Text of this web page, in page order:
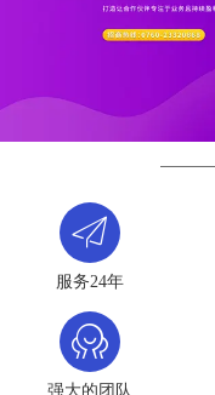
服务24年
强大的团队